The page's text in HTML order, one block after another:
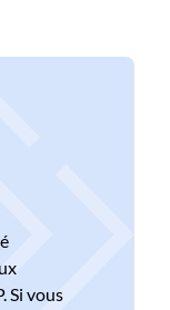
Si vous